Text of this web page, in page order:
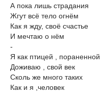
А пока лишь страдания
Жгут всё тело огнём
Как я жду, своё счастье
И мечтаю о нём
-
Я как птицей , пораненной
Доживаю , свой век
Сколь же много таких
Как и я ,человек